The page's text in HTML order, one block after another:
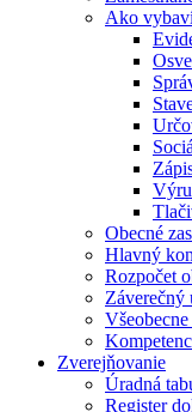
Ako
Obecné
Hlavný
Rozpočet
Záverečný
Zverejňovanie
Úradná
Register